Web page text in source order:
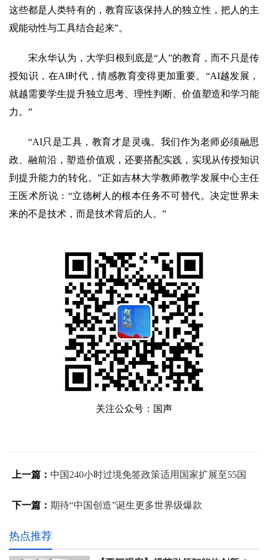
这些都是人类特有的，教育应该保持人的独立性，把人的主
观能动性与工具结合起来”。
宋永华认为，大学归根到底是“人”的教育，而不只是传
授知识，在AI时代，情感教育变得更加重要。“AI越发展，
就越需要学生提升独立思考、理性判断、价值塑造和学习能
力。”
“AI只是工具，教育才是灵魂。我们作为老师必须融思
政、融前沿，塑造价值观，还要搭配实践，实现从传授知识
到提升能力的转化。”正如吉林大学教师教学发展中心主任
王医术所说：“立德树人的根本任务不可替代。决定世界未
来的不是技术，而是技术背后的人。”
关注公众号：国声
上一篇： 中国240小时过境免签政策适用国家扩展至55国
下一篇： 期待“中国创造”诞生更多世界级爆款
热点推荐